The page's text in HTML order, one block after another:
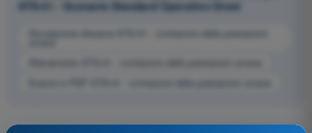
STS-01 - Scenario Standard Operativo Droni
Simulazione d'esame STS-01 - Limitazioni delle prestazioni
Allenamento STS-01 - Limitazioni delle prestazioni umane
Esame in PDF STS-01 - Limitazioni delle prestazioni umane